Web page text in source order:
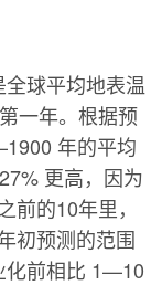
球平均地表温
一年。根据预
年的平均
更高，因为
的10年里，
初预测的范围
化前相比 1—10